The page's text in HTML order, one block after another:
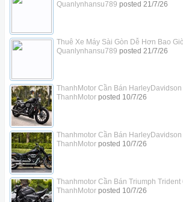
Quanlynhansu789 posted 21/7/26
Thuê Xe Máy Sài Gòn Dễ Hơn Bao
Quanlynhansu789 posted 21/7/26
ThanhMotor Cần Bán
ThanhMotorposted 10/7/26
Thanhmotor Cần Bán HarleyDavidson
ThanhMotorposted 10/7/26
Thanhmotor Cần Bán Triumph
ThanhMotorposted 10/7/26